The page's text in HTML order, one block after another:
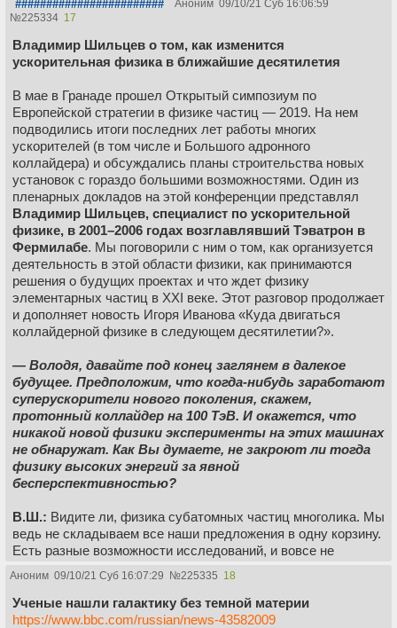
######################## Аноним 09/10/21 Суб 16:06:59
№225334 17
Владимир Шильцев о том, как изменится
ускорительная физика в ближайшие десятилетия
В мае в Гранаде прошел Открытый симпозиум по
Европейской стратегии в физике частиц — 2019. На нем
подводились итоги последних лет работы многих
ускорителей (в том числе и Большого адронного
коллайдера) и обсуждались планы строительства новых
установок с гораздо большими возможностями. Один из
пленарных докладов на этой конференции представлял
Владимир Шильцев, специалист по ускорительной
физике, в 2001–2006 годах возглавлявший Тэватрон в
Фермилабе. Мы поговорили с ним о том, как организуется
деятельность в этой области физики, как принимаются
решения о будущих проектах и что ждет физику
элементарных частиц в XXI веке. Этот разговор продолжает
и дополняет новость Игоря Иванова «Куда двигаться
коллайдерной физике в следующем десятилетии?».
— Володя, давайте под конец заглянем в далекое
будущее. Предположим, что когда-нибудь заработают
суперускорители нового поколения, скажем,
протонный коллайдер на 100 ТэВ. И окажется, что
никакой новой физики эксперименты на этих машинах
не обнаружат. Как Вы думаете, не закроют ли тогда
физику высоких энергий за явной
бесперспективностью?
В.Ш.: Видите ли, физика субатомных частиц многолика. Мы
ведь не складываем все наши предложения в одну корзину.
Есть разные возможности исследований, и вовсе не
знаем о темной материи и практически ничего не знаем о
темной энергии. Еще мы изучаем космические частицы, а
некоторые из них имеют энергии на много порядков выше
Аноним 09/10/21 Суб 16:07:29 №225335 18
Ученые нашли галактику без темной материи
https://www.bbc.com/russian/news-43582009